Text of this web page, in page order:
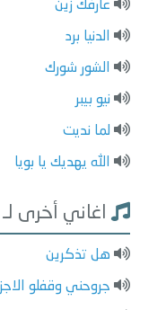
عارفك زين
الدنيا برد
الشور شورك
نيو بيبر
لما نديت
الله يهديك يا بويا
اغاني أخرى
هل تذكرين
جروحني وقفلو